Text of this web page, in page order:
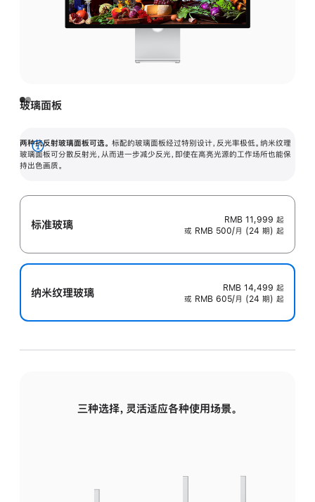
玻璃面板
两种抗反射玻璃面板可选。 标配的玻璃面板经过特别设计，反光率极低。纳米纹理
玻璃面板可分散反射光，从而进一步减少反光，即使在高亮光源的工作场所也能保
持出色画质。
展
开
标准玻璃 RMB 11,999 起
或 RMB 500/月 (24 期) 起
纳米纹理玻璃 RMB 14,499 起
或 RMB 605/月 (24 期) 起
三种选择，灵活适应各种使用场景。